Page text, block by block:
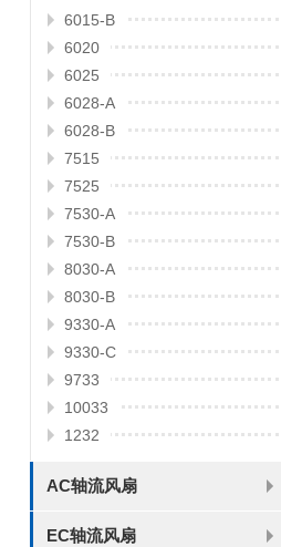
6015-B
6020
6025
6028-A
6028-B
7515
7525
7530-A
7530-B
8030-A
8030-B
9330-A
9330-C
9733
10033
1232
AC轴流风扇
8025
8038
9225
9238
1225
1238
1738
1751
2260
EC轴流风扇